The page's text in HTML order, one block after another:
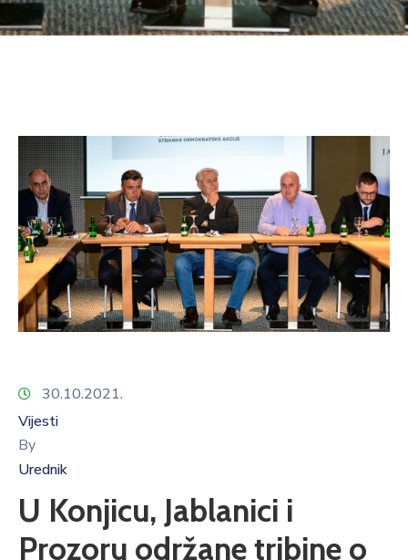
30.10.2021.
Vijesti
By
Urednik
U Konjicu, Jablanici i
Prozoru održane tribine o